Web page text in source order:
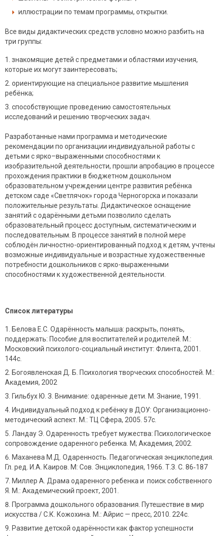
иллюстрации по темам программы, открытки.
Все виды дидактических средств условно можно разбить на
три группы:
знакомящие детей с предметами и областями изучения,
которые их могут заинтересовать;
ориентирующие на специальное развитие мышления
ребёнка;
способствующие проведению самостоятельных
исследований и решению творческих задач.
Разработанные нами программа и методические
рекомендации по организации индивидуальной работы с
детьми с ярко–выраженными способностями к
изобразительной деятельности, прошли апробацию в процессе
прохождения практики в бюджетном дошкольном
образовательном учреждении центре развития ребёнка
детском саде «Светлячок» города Черногорска и показали
положительные результаты. Дидактическое оснащение
занятий с одарёнными детьми позволило сделать
образовательный процесс доступным, систематическим и
последовательным. В процессе занятий в полной мере
соблюдён личностно-ориентированный подход к детям, учтены
возможные индивидуальные и возрастные художественные
потребности дошкольников с ярко-выраженными
способностями к художественной деятельности.
Список литературы
Белова Е.С. Одарённость малыша: раскрыть, понять,
поддержать: Пособие для воспитателей и родителей. М.:
Московский психолого-социальный институт: Флинта, 2001.
144с.
Богоявленская Д. Б. Психология творческих способностей. М.:
Академия, 2002
Гильбух Ю. З. Внимание: одаренные дети. М. Знание, 1991.
Индивидуальный подход к ребёнку в ДОУ: Организационно-
методический аспект. М.: ТЦ Сфера, 2005. 57с.
Ландау Э. Одаренность требует мужества: Психологическое
сопровождение одаренного ребенка. М; Академия, 2002.
Маханева М.Д. Одаренность. Педагогическая энциклопедия.
Гл. ред. И.А. Каиров. M: Сов. Энциклопедия, 1966. Т.З. С. 86‑187
Миллер А. Драма одаренного ребенка и поиск собственного
Я. М.: Академический проект, 2001.
Программа дошкольного образования. Путешествие в мир
искусства / С.К. Кожохина. М.: Айрис — пресс, 2010. 224с.
Развитие детской одарённости как фактор успешности